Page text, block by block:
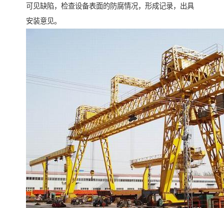
可见缺陷，检查设备表面的防腐情况，形成记录，出具
安装意见。